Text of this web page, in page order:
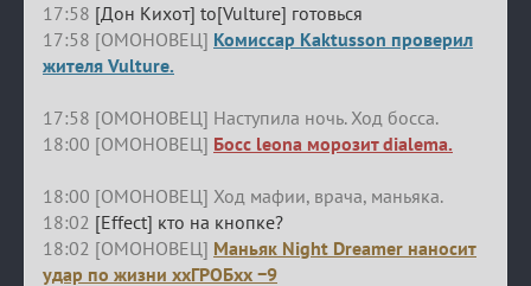
17:58 [Дон Кихот] to[Vulture] готовься
17:58 [ОМОНОВЕЦ] Комиссар Kaktusson проверил
жителя Vulture.
17:58 [ОМОНОВЕЦ] Наступила ночь. Ход босса.
18:00 [ОМОНОВЕЦ] Босс leona морозит dialema.
18:00 [ОМОНОВЕЦ] Ход мафии, врача, маньяка.
18:02 [Effect] кто на кнопке?
18:02 [ОМОНОВЕЦ] Маньяк Night Dreamer наносит
удар по жизни ххГРОБхх −9